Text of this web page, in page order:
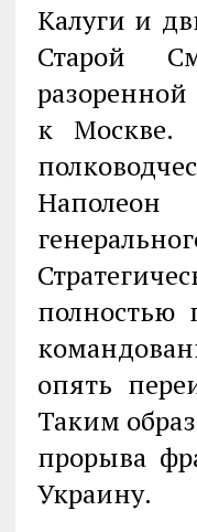
Калуги и
Старой
к Москве.
полностью
опять
Таким
прорыва
Украину.